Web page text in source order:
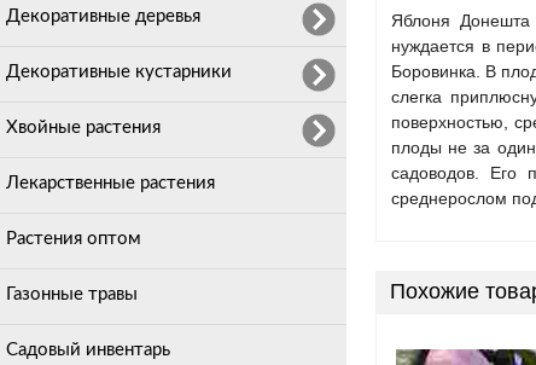
Декоративные деревья
Декоративные кустарники
Хвойные растения
Лекарственные растения
Растения оптом
Газонные травы
Садовый инвентарь
Яблоня Донешта
нуждается в
Боровинка. В
слегка
поверхностью,
плоды не за один
садоводов. Его
среднерослом
Похожие